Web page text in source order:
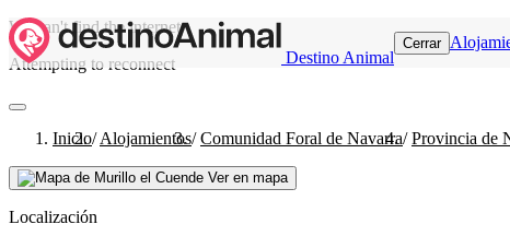
Destino Animal
Cerrar
We can't find the internet
Attempting to reconnect
Inicio/ Alojamientos/ Comunidad Foral de Navarra/ Provincia de
Ver en mapa
Localización